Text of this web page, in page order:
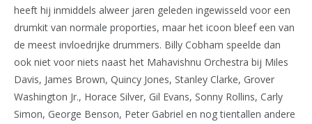
heeft hij inmiddels alweer jaren geleden ingewisseld voor een
drumkit van normale proporties, maar het icoon bleef een van
de meest invloedrijke drummers. Billy Cobham speelde dan
ook niet voor niets naast het Mahavishnu Orchestra bij Miles
Davis, James Brown, Quincy Jones, Stanley Clarke, Grover
Washington Jr., Horace Silver, Gil Evans, Sonny Rollins, Carly
Simon, George Benson, Peter Gabriel en nog tientallen andere